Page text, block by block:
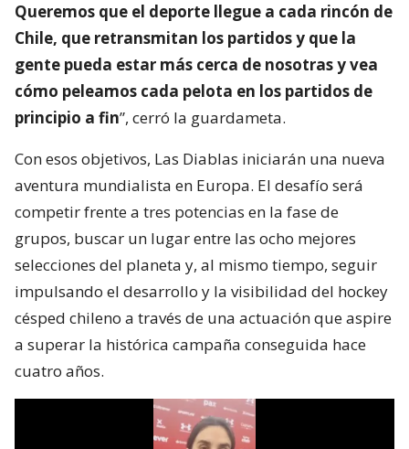
Queremos que el deporte llegue a cada rincón de
Chile, que retransmitan los partidos y que la
gente pueda estar más cerca de nosotras y vea
cómo peleamos cada pelota en los partidos de
principio a fin”, cerró la guardameta.
Con esos objetivos, Las Diablas iniciarán una nueva
aventura mundialista en Europa. El desafío será
competir frente a tres potencias en la fase de
grupos, buscar un lugar entre las ocho mejores
selecciones del planeta y, al mismo tiempo, seguir
impulsando el desarrollo y la visibilidad del hockey
césped chileno a través de una actuación que aspire
a superar la histórica campaña conseguida hace
cuatro años.